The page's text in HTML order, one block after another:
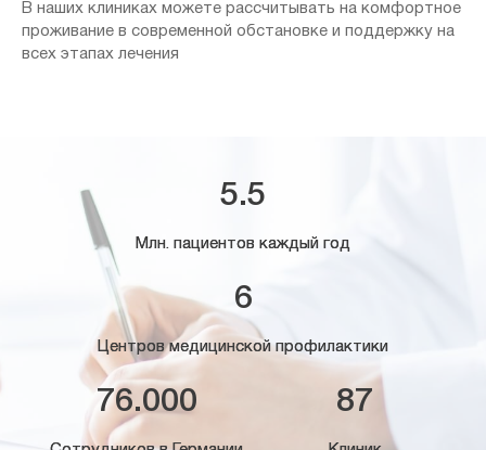
В наших клиниках можете рассчитывать на комфортное
проживание в современной обстановке и поддержку на
всех этапах лечения
5.5
Млн. пациентов каждый год
6
Центров медицинской профилактики
76.000 87